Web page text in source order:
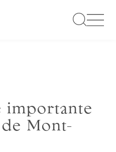
importante
Mont-